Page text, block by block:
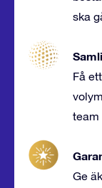
ska
Få
team
Ge